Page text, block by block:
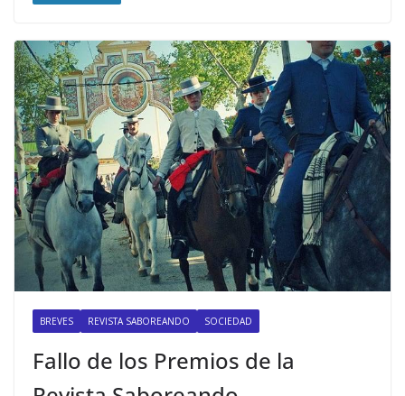
BREVES REVISTA SABOREANDO SOCIEDAD
Fallo de los Premios de la